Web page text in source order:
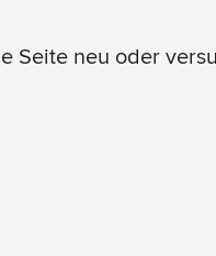
Seite neu oder